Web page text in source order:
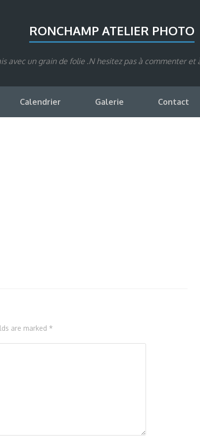
RONCHAMP ATELIER PHOTO
avec un grain de folie .N hesitez pas à commenter et
Calendrier Galerie Contact
are marked *